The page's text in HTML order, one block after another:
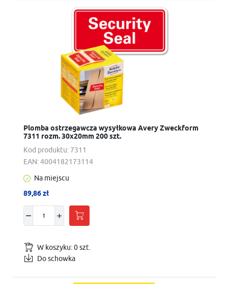
Kod produktu: 7311
Plomba ostrzegawcza wysyłkowa Avery Zweckform
7311 rozm. 30x20mm 200 szt.
EAN:4004182173114
Na miejscu
89,86 zł
W koszyku:0szt.
Do schowka